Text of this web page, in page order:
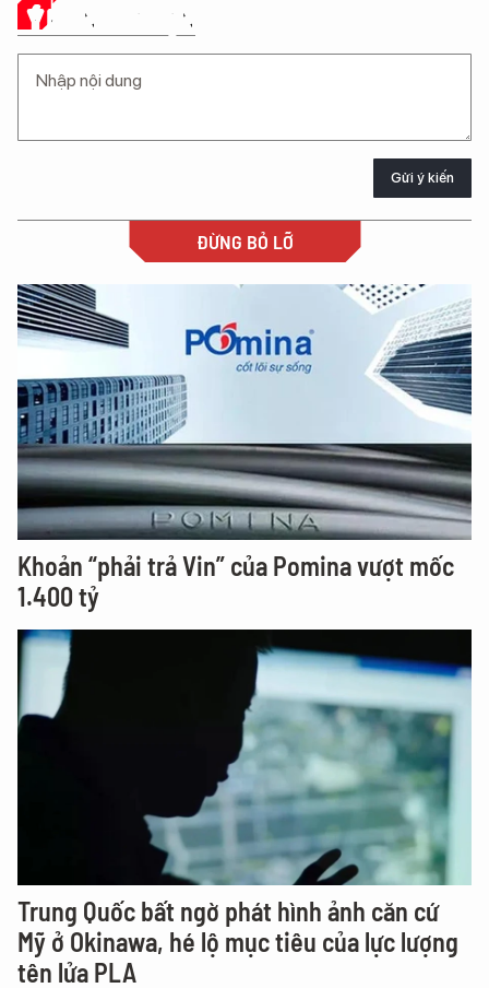
Ý KIẾN CỦA BẠN
Gửi ý kiến
ĐỪNG BỎ LỠ
Khoản “phải trả Vin” của Pomina vượt mốc
1.400 tỷ
Trung Quốc bất ngờ phát hình ảnh căn cứ
Mỹ ở Okinawa, hé lộ mục tiêu của lực lượng
tên lửa PLA